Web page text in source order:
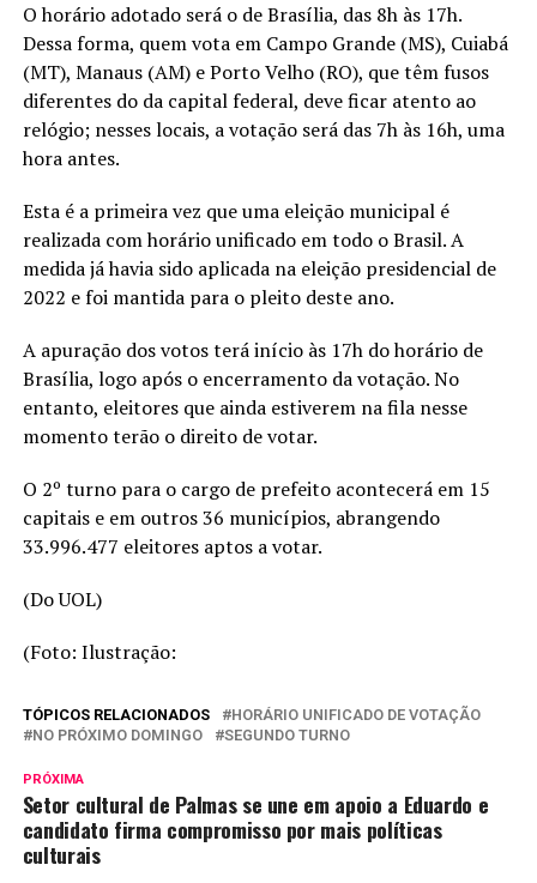
O horário adotado será o de Brasília, das 8h às 17h.
Dessa forma, quem vota em Campo Grande (MS), Cuiabá
(MT), Manaus (AM) e Porto Velho (RO), que têm fusos
diferentes do da capital federal, deve ficar atento ao
relógio; nesses locais, a votação será das 7h às 16h, uma
hora antes.
Esta é a primeira vez que uma eleição municipal é
realizada com horário unificado em todo o Brasil. A
medida já havia sido aplicada na eleição presidencial de
2022 e foi mantida para o pleito deste ano.
A apuração dos votos terá início às 17h do horário de
Brasília, logo após o encerramento da votação. No
entanto, eleitores que ainda estiverem na fila nesse
momento terão o direito de votar.
O 2º turno para o cargo de prefeito acontecerá em 15
capitais e em outros 36 municípios, abrangendo
33.996.477 eleitores aptos a votar.
(Do UOL)
(Foto: Ilustração:
TÓPICOS RELACIONADOS
HORÁRIO UNIFICADO DE VOTAÇÃO
NO PRÓXIMO DOMINGO
SEGUNDO TURNO
PRÓXIMA
Setor cultural de Palmas se une em apoio a Eduardo e
candidato firma compromisso por mais políticas
culturais